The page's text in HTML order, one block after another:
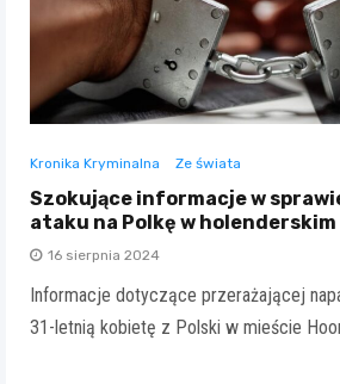
Kronika Kryminalna Ze świata
Szokujące informacje w
ataku na Polkę w
16 sierpnia 2024
Informacje dotyczące przerażającej
31-letnią kobietę z Polski w mieście